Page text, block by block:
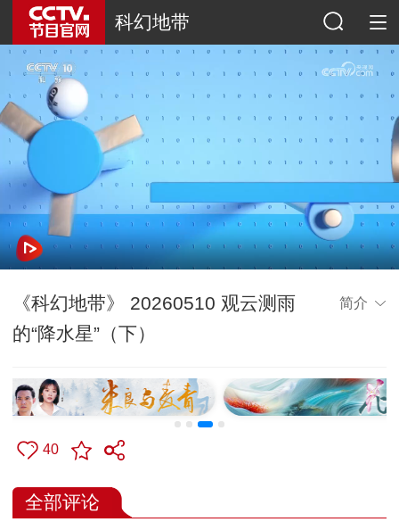
科幻地带
《科幻地带》 20260510 观云测雨
的“降水星”（下）
简介
40
全部评论